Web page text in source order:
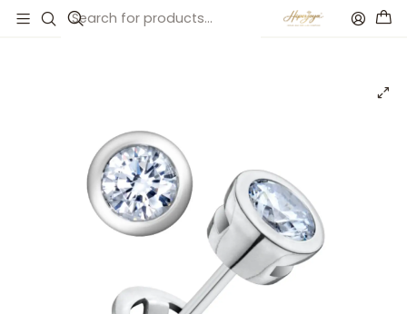
Inicio Catálogo Pendiente Oro blanco brillante